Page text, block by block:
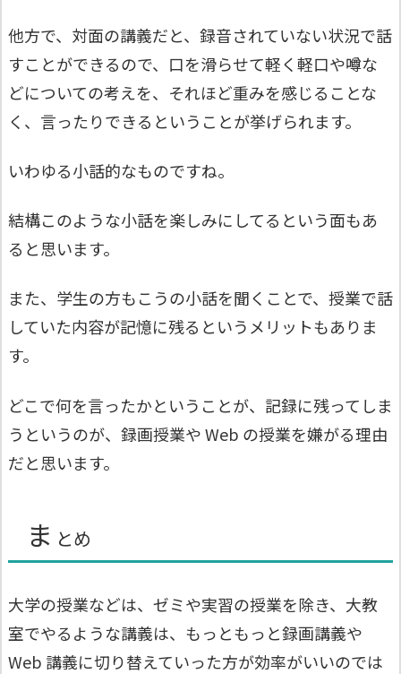
他方で、対面の講義だと、録音されていない状況で話
すことができるので、口を滑らせて軽く軽口や噂な
どについての考えを、それほど重みを感じることな
く、言ったりできるということが挙げられます。
いわゆる小話的なものですね。
結構このような小話を楽しみにしてるという面もあ
ると思います。
また、学生の方もこうの小話を聞くことで、授業で話
していた内容が記憶に残るというメリットもありま
す。
どこで何を言ったかということが、記録に残ってしま
うというのが、録画授業や Web の授業を嫌がる理由
だと思います。
ま とめ
大学の授業などは、ゼミや実習の授業を除き、大教
室でやるような講義は、もっともっと録画講義や
Web 講義に切り替えていった方が効率がいいのでは